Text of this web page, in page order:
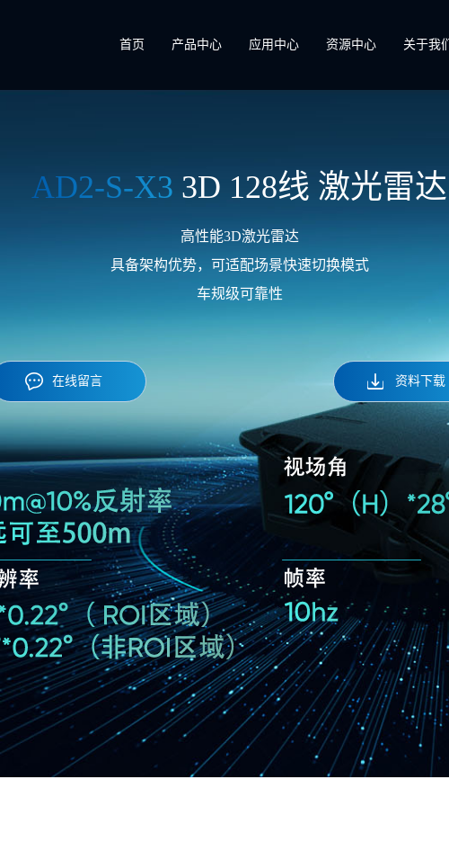
首页 产品中心 应用中心 资源中心 关于我们
AD2-S-X3 3D 128线 激光雷达
高性能3D激光雷达
具备架构优势，可适配场景快速切换模式
车规级可靠性
在线留言 资料下载